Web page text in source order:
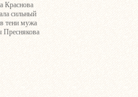
Краснова
сильный
тени мужа
Преснякова